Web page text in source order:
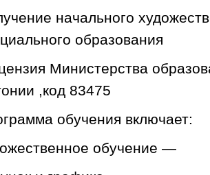
начального
образования
Министерства
,код 83475
обучения включает:
обучение —